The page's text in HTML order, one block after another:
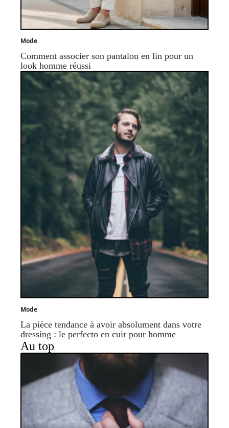
Mode
Comment associer son pantalon en lin pour un
look homme réussi
Mode
La pièce tendance à avoir absolument dans votre
dressing : le perfecto en cuir pour homme
Au top